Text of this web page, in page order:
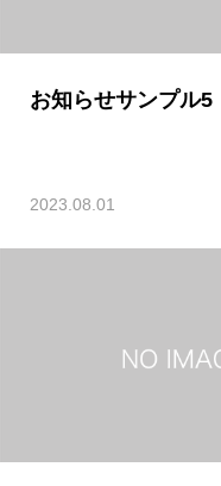
お知らせサンプル5
2023.08.01